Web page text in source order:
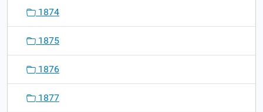
1874
1875
1876
1877